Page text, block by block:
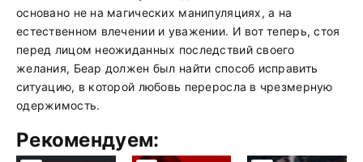
основано не на магических манипуляциях, а на
естественном влечении и уважении. И вот теперь, стоя
перед лицом неожиданных последствий своего
желания, Беар должен был найти способ исправить
ситуацию, в которой любовь переросла в чрезмерную
одержимость.
Рекомендуем: